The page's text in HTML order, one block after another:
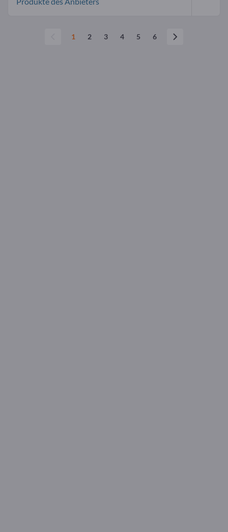
1 2 3 4 5 6